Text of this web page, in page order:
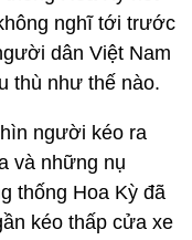
nghĩ tới trước
dân Việt Nam
thù như thế nào.
người kéo ra
và những nụ
thống Hoa Kỳ đã
kéo thấp cửa xe